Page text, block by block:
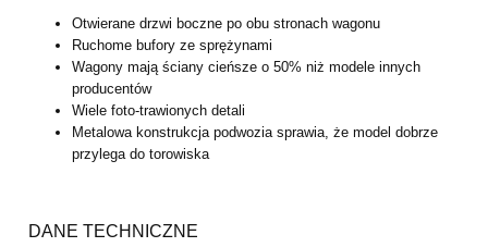
Otwierane drzwi boczne po obu stronach wagonu
Ruchome bufory ze sprężynami
Wagony mają ściany cieńsze o 50% niż modele innych
producentów
Wiele foto-trawionych detali
Metalowa konstrukcja podwozia sprawia, że model dobrze
przylega do torowiska
DANE TECHNICZNE